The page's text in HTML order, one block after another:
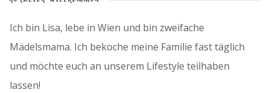
Ich bin Lisa, lebe in Wien und bin zweifache
Mädelsmama. Ich bekoche meine Familie fast täglich
und möchte euch an unserem Lifestyle teilhaben
lassen!